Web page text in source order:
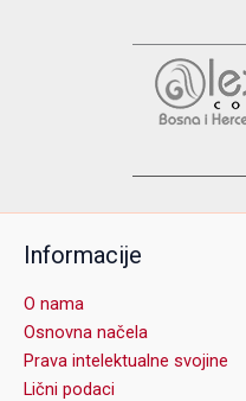
Informacije
O nama
Osnovna načela
Prava intelektualne svojine
Lični podaci